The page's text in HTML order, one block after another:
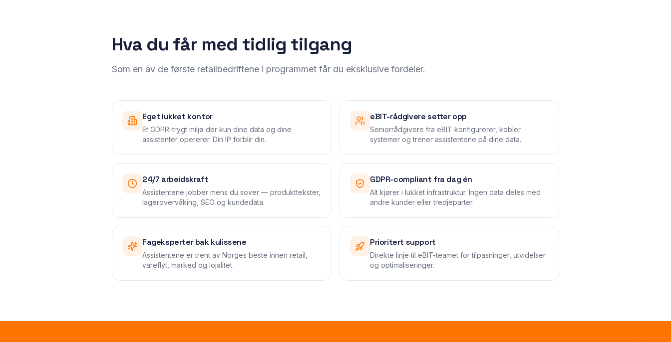
Hva du får med tidlig tilgang
Som en av de første retailbedriftene i programmet får du eksklusive fordeler.
Eget lukket kontor
Et GDPR-trygt miljø der kun dine data og dine
assistenter opererer. Din IP forblir din.
eBIT-rådgivere setter opp
Seniorrådgivere fra eBIT konfigurerer, kobler
systemer og trener assistentene på dine data.
24/7 arbeidskraft
Assistentene jobber mens du sover — produkttekster,
lagerovervåking, SEO og kundedata.
GDPR-compliant fra dag én
Alt kjører i lukket infrastruktur. Ingen data deles med
andre kunder eller tredjeparter.
Fageksperter bak kulissene
Assistentene er trent av Norges beste innen retail,
vareflyt, marked og lojalitet.
Prioritert support
Direkte linje til eBIT-teamet for tilpasninger, utvidelser
og optimaliseringer.